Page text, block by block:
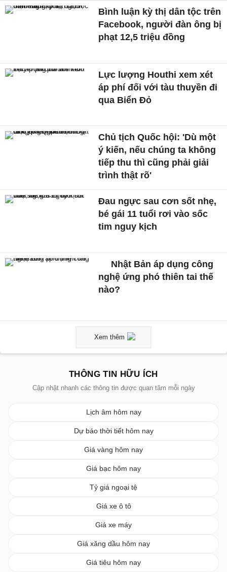
Bình luận kỳ thị dân tộc trên
Facebook, người đàn ông bị
phạt 12,5 triệu đồng
Lực lượng Houthi xem xét
áp phí đối với tàu thuyền đi
qua Biển Đỏ
Chủ tịch Quốc hội: 'Dù một
ý kiến, nếu chúng ta không
tiếp thu thì cũng phải giải
trình thật rõ'
Đau ngực sau cơn sốt nhẹ,
bé gái 11 tuổi rơi vào sốc
tim nguy kịch
Nhật Bản áp dụng công
nghệ ứng phó thiên tai thế
nào?
Xem thêm
THÔNG TIN HỮU ÍCH
Cập nhật nhanh các thông tin được quan tâm mỗi ngày
Lịch âm hôm nay
Dự báo thời tiết hôm nay
Giá vàng hôm nay
Giá bạc hôm nay
Tỷ giá ngoại tệ
Giá xe ô tô
Giá xe máy
Giá xăng dầu hôm nay
Giá tiêu hôm nay